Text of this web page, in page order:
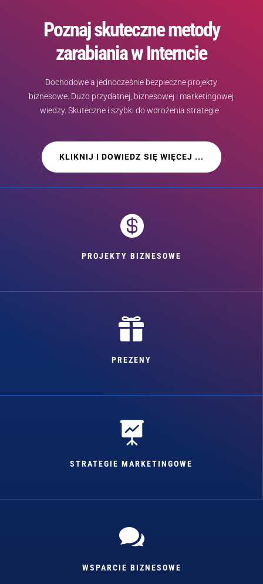
Poznaj skuteczne metody
zarabiania w Interncie
Dochodowe a jednocześnie bezpieczne projekty
biznesowe. Dużo przydatnej, biznesowej i marketingowej
wiedzy. Skuteczne i szybki do wdrożenia strategie.
KLIKNIJ I DOWIEDZ SIĘ WIĘCEJ ...

PROJEKTY BIZNESOWE

PREZENY

STRATEGIE MARKETINGOWE

WSPARCIE BIZNESOWE